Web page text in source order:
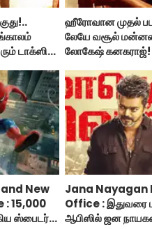
டாக்ஸிக்
ஹீரோவான முதல்
லேயே வசூல்
லோகேஷ் கனகராஜ்!
New
: 15,000
ஸ்பைடர்
Jana Nayagan
Office : இதுவரை
ஆபிஸில் ஜன